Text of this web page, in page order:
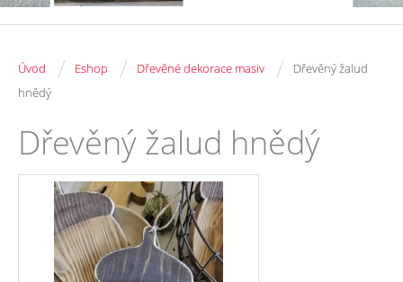
Úvod / Eshop / Dřevěné dekorace masiv /
Dřevěný žalud
hnědý
Dřevěný žalud hnědý